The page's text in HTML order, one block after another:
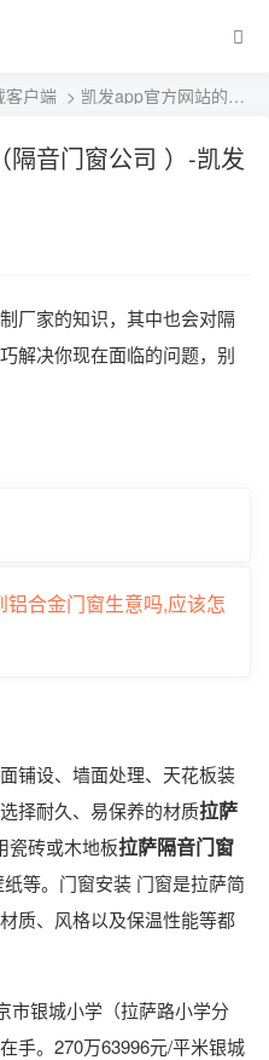
客户端 > 凯发app官方网站的产品展示
隔音门窗公司 ）-凯发
厂家的知识，其中也会对隔
解决你现在面临的问题，别
合金门窗生意吗,应该怎
铺设、墙面处理、天花板装
择耐久、易保养的材质拉萨
瓷砖或木地板拉萨隔音门窗
等。门窗安装 门窗是拉萨简
质、风格以及保温性能等都
市银城小学（拉萨路小学分
手。270万63996元/平米银城